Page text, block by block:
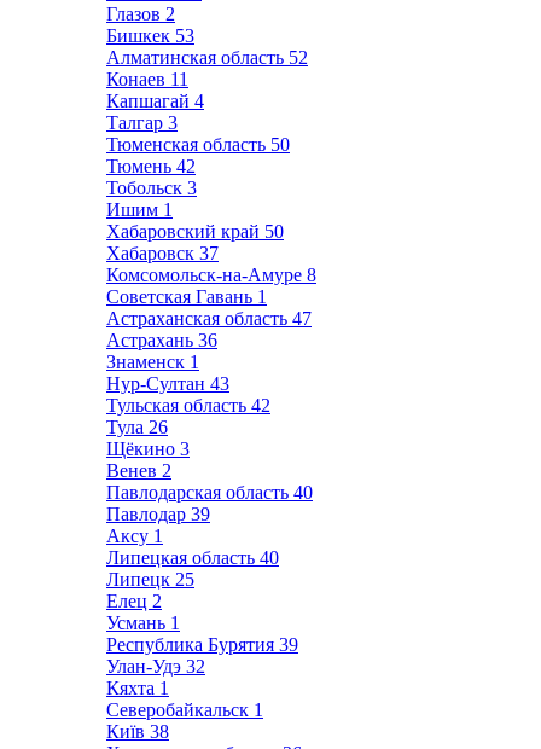
Глазов 2
Бишкек 53
Алматинская область 52
Конаев 11
Капшагай 4
Талгар 3
Тюменская область 50
Тюмень 42
Тобольск 3
Ишим 1
Хабаровский край 50
Хабаровск 37
Комсомольск-на-Амуре 8
Советская Гавань 1
Астраханская область 47
Астрахань 36
Знаменск 1
Нур-Султан 43
Тульская область 42
Тула 26
Щёкино 3
Венев 2
Павлодарская область 40
Павлодар 39
Аксу 1
Липецкая область 40
Липецк 25
Елец 2
Усмань 1
Республика Бурятия 39
Улан-Удэ 32
Кяхта 1
Северобайкальск 1
Київ 38